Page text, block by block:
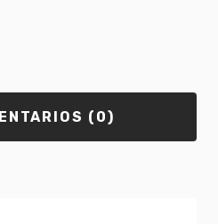
(0)